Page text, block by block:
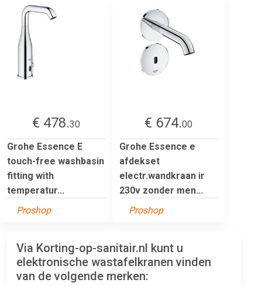
€ 478.30
Grohe Essence E
touch-free washbasin
fitting with
temperatur...
Proshop
€ 674.00
Grohe Essence e
afdekset
electr.wandkraan ir
230v zonder men...
Proshop
Via Korting-op-sanitair.nl kunt u
elektronische wastafelkranen vinden
van de volgende merken: